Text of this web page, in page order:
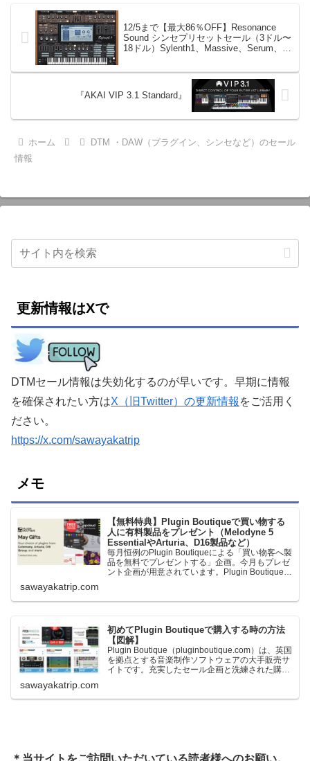
12/5まで【最大86％OFF】Resonance
Sound シンセプリセットセール（3ドル〜
18ドル）Sylenth1、Massive、Serum、
『AKAI VIP 3.1 Standard』
ホーム
DTM ・DAW（プラグイン、シンセなど）のセール
情報
更新情報はXで
DTMセール情報は失効化するのが早いです。早期に情報
を確保されたい方はX（旧Twitter）の更新情報 をご活用く
ださい。
https://x.com/sawayakatrip
メモ
【無料特典】Plugin Boutiqueで買い物する
人に有料製品をプレゼント（Melodyne 5
EssentialやArturia、D16製品など）
毎月恒例のPlugin Boutiqueによる「買い物客へ製
品を無料でプレゼントする」企画。今月もプレゼ
ント企画が用意されています。Plugin Boutiqueで
ます。＊無料配布終了予定日：日本時間：
sawayakatrip.com
初めてPlugin Boutiqueで購入する時の方法
【図解】
Plugin Boutique（pluginboutique.com）は、英国
を拠点とする音楽制作ソフトウェアの大手販売サ
イトです。充実したセール企画と洗練された購入
に知っておきたいこと価格表示に…
sawayakatrip.com
＊当サイトをご訪問いただいている読者様へのお願い。